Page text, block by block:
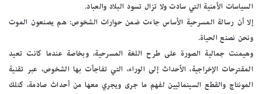
السياسات الأمنية التي سادت ولا تزال تسود البلاد والعباد.
إلا أن رسالة المسرحية الأساس جاءت ضمن حوارات الشخوص: هم يصنعون الموت
ونحن نصنع الحياة.
وهيمنت جمالية الصورة على طرح اللغة المسرحية، وبخاصة عندما كانت تعيد
المقترحات الإخراجية، الأحداث إلى الوراء، التي تفاجأت بها الشخوص، عبر تقنية
المونتاج والقطع السينمائيين لفهم ما جرى ويجري معها من أحداث صادمة، كتلك